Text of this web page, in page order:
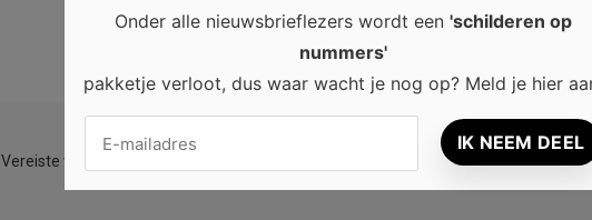
Vereiste velden zijn gemarkeerd met
Onder alle nieuwsbrieflezers wordt een 'schilderen op
nummers'
pakketje verloot, dus waar wacht je nog op? Meld je hier